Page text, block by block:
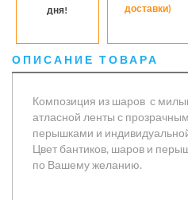
дня!
доставки)
ОПИСАНИЕ ТОВАРА
Композиция из шаров с
атласной ленты с
перышками и
Цвет бантиков, шаров и
по Вашему желанию.